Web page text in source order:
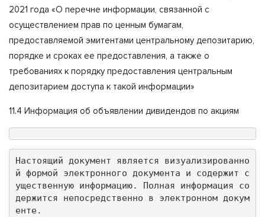
2021 года «О перечне информации, связанной с
осуществлением прав по ценным бумагам,
предоставляемой эмитентами центральному депозитарию,
порядке и сроках ее предоставления, а также о
требованиях к порядку предоставления центральным
депозитарием доступа к такой информации»
11.4 Информация об объявлении дивидендов по акциям
Настоящий документ является визуализированно
й формой электронного документа и содержит с
ущественную информацию. Полная информация со
держится непосредственно в электронном докум
енте.